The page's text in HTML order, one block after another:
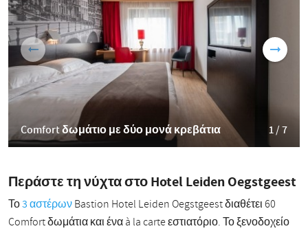
Comfort δωμάτιο με δύο μονά κρεβάτια 1 / 7
Περάστε τη νύχτα στο Hotel Leiden Oegstgeest
Το3 αστέρωνBastion Hotel Leiden Oegstgeest διαθέτει 60
Comfort δωμάτια και ένα à la carte εστιατόριο. Το ξενοδοχείο